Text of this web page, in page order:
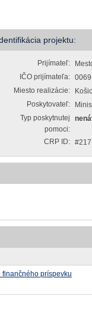
projektu:
Prijímateľ:
IČO prijímateľa:
Miesto realizácie:
Poskytovateľ:
Typ poskytnutej
pomoci:
CRP ID:
príspevku